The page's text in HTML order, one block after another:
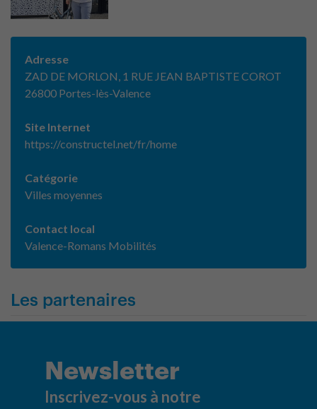
Adresse
ZAD DE MORLON, 1 RUE JEAN BAPTISTE COROT
26800 Portes-lès-Valence
Site Internet
https://constructel.net/fr/home
Catégorie
Villes moyennes
Contact local
Valence-Romans Mobilités
Les partenaires
Newsletter
Inscrivez-vous à notre